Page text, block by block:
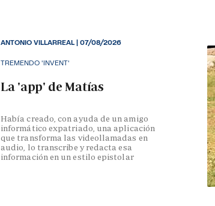
TREMENDO 'INVENT'
La 'app' de Matías
Había creado, con ayuda de un amigo
informático expatriado, una aplicación
que transforma las videollamadas en
audio, lo transcribe y redacta esa
información en un estilo epistolar
ANTONIO VILLARREAL|07/08/2026